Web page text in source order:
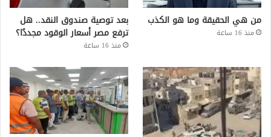
من هي الحقيقة وما هو الكذب
منذ 16 ساعة
بعد توصية صندوق النقد.. هل
ترفع مصر أسعار الوقود مجددًا؟
منذ 16 ساعة